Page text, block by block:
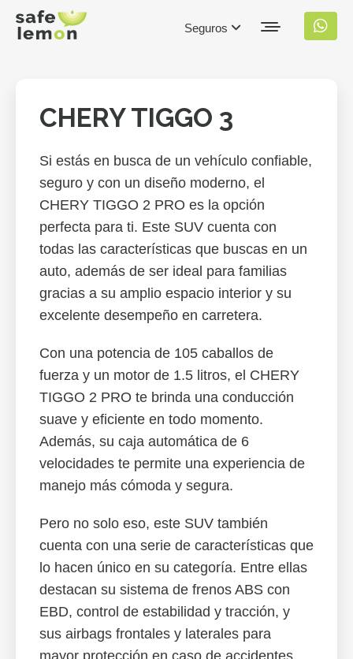
Seguros
CHERY TIGGO 3
Si estás en busca de un vehículo confiable,
seguro y con un diseño moderno, el
CHERY TIGGO 2 PRO es la opción
perfecta para ti. Este SUV cuenta con
todas las características que buscas en un
auto, además de ser ideal para familias
gracias a su amplio espacio interior y su
excelente desempeño en carretera.
Con una potencia de 105 caballos de
fuerza y un motor de 1.5 litros, el CHERY
TIGGO 2 PRO te brinda una conducción
suave y eficiente en todo momento.
Además, su caja automática de 6
velocidades te permite una experiencia de
manejo más cómoda y segura.
Pero no solo eso, este SUV también
cuenta con una serie de características que
lo hacen único en su categoría. Entre ellas
destacan su sistema de frenos ABS con
EBD, control de estabilidad y tracción, y
sus airbags frontales y laterales para
mayor protección en caso de accidentes.